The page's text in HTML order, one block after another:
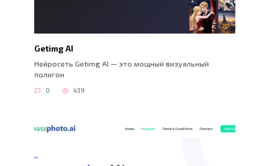
Getimg AI
Нейросеть Getimg AI — это мощный визуальный
полигон
0 439